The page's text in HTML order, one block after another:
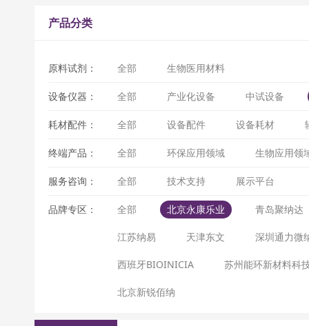
产品分类
原料试剂： 全部 生物医用材料
设备仪器： 全部 产业化设备 中试设备
耗材配件： 全部 设备配件 设备耗材
终端产品： 全部 环保应用领域 生物应用领
服务咨询： 全部 技术支持 展示平台
品牌专区： 全部 北京永康乐业 青岛聚纳达
江苏纳易 天津东文 深圳通力微
西班牙BIOINICIA 苏州能环新材料科
北京新锐佰纳